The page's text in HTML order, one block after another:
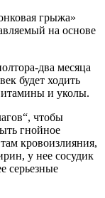
грыжа»
на основе
два месяца
будет ходить
и уколы.
чтобы
гнойное
кровоизлияния,
у нее сосудик
серьезные